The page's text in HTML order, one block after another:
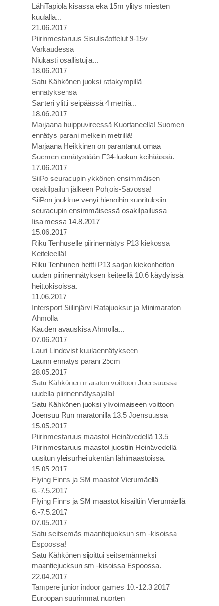
LähiTapiola kisassa eka 15m ylitys miesten
kuulalla...
21.06.2017
Piirinmestaruus Sisulisäottelut 9-15v
Varkaudessa
Niukasti osallistujia...
18.06.2017
Satu Kähkönen juoksi ratakympillä
ennätyksensä
Santeri ylitti seipäässä 4 metriä...
18.06.2017
Marjaana huippuvireessä Kuortaneella! Suomen
ennätys parani melkein metrillä!
Marjaana Heikkinen on parantanut omaa
Suomen ennätystään F34-luokan keihäässä.
17.06.2017
SiiPo seuracupin ykkönen ensimmäisen
osakilpailun jälkeen Pohjois-Savossa!
SiiPon joukkue venyi hienoihin suorituksiin
seuracupin ensimmäisessä osakilpailussa
Iisalmessa 14.8.2017
15.06.2017
Riku Tenhuselle piirinennätys P13 kiekossa
Keiteleellä!
Riku Tenhunen heitti P13 sarjan kiekonheiton
uuden piirinennätyksen keiteellä 10.6 käydyissä
heittokisoissa.
11.06.2017
Intersport Siilinjärvi Ratajuoksut ja Minimaraton
Ahmolla
Kauden avauskisa Ahmolla...
07.06.2017
Lauri Lindqvist kuulaennätykseen
Laurin ennätys parani 25cm
28.05.2017
Satu Kähkönen maraton voittoon Joensuussa
uudella piirinennätysajalla!
Satu Kähkönen juoksi ylivoimaiseen voittoon
Joensuu Run maratonilla 13.5 Joensuussa
15.05.2017
Piirinmestaruus maastot Heinävedellä 13.5
Piirinmestaruus maastot juostiin Heinävedellä
uusitun yleisurheilukentän lähimaastoissa.
15.05.2017
Flying Finns ja SM maastot Vierumäellä
6.-7.5.2017
Flying Finns ja SM maastot kisailtiin Vierumäellä
6.-7.5.2017
07.05.2017
Satu seitsemäs maantiejuoksun sm -kisoissa
Espoossa!
Satu Kähkönen sijoittui seitsemänneksi
maantiejuoksun sm -kisoissa Espoossa.
22.04.2017
Tampere junior indoor games 10.-12.3.2017
Euroopan suurimmat nuorten